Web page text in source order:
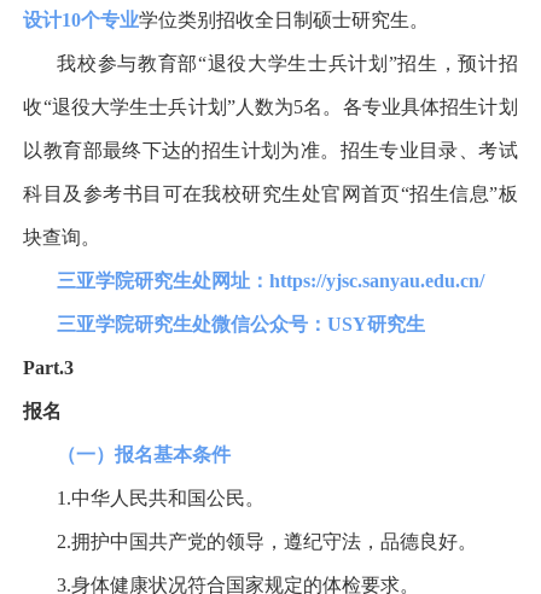
设计10个专业学位类别招收全日制硕士研究生。
我校参与教育部“退役大学生士兵计划 ”招生，预计招
收“退役大学生士兵计划 ”人数为5名。各专业具体招生计划
以教育部最终下达的招生计划为准。招生专业目录、考试
科目及参考书目可在我校研究生处官网首页“招生信息”板
块查询。
三亚学院研究生处网址：https://yjsc.sanyau.edu.cn/
三亚学院研究生处微信公众号：USY研究生
Part.3
报名
（一）报名基本条件
1.中华人民共和国公民。
2.拥护中国共产党的领导，遵纪守法，品德良好。
3.身体健康状况符合国家规定的体检要求。